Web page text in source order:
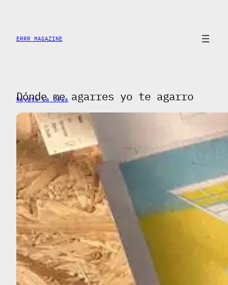
contenido
ERRR MAGAZINE
Dónde me agarres yo te agarro
Rayate La Cola